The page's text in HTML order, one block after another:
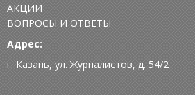
АКЦИИ
ВОПРОСЫ И ОТВЕТЫ
Адрес:
г. Казань, ул. Журналистов, д. 54/2